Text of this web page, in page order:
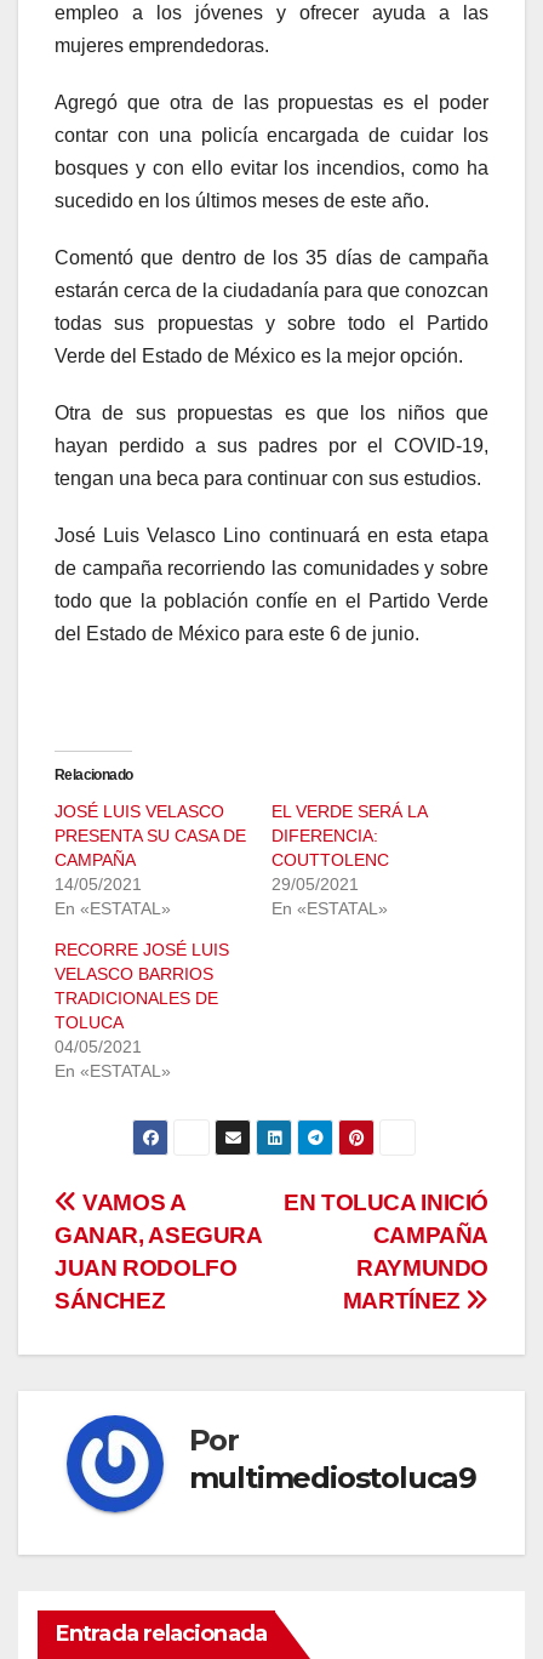
empleo a los jóvenes y ofrecer ayuda a las
mujeres emprendedoras.
Agregó que otra de las propuestas es el poder
contar con una policía encargada de cuidar los
bosques y con ello evitar los incendios, como ha
sucedido en los últimos meses de este año.
Comentó que dentro de los 35 días de campaña
estarán cerca de la ciudadanía para que conozcan
todas sus propuestas y sobre todo el Partido
Verde del Estado de México es la mejor opción.
Otra de sus propuestas es que los niños que
hayan perdido a sus padres por el COVID-19,
tengan una beca para continuar con sus estudios.
José Luis Velasco Lino continuará en esta etapa
de campaña recorriendo las comunidades y sobre
todo que la población confíe en el Partido Verde
del Estado de México para este 6 de junio.
Relacionado
JOSÉ LUIS VELASCO
PRESENTA SU CASA DE
CAMPAÑA
14/05/2021
En «ESTATAL»
EL VERDE SERÁ LA
DIFERENCIA:
COUTTOLENC
29/05/2021
En «ESTATAL»
RECORRE JOSÉ LUIS
VELASCO BARRIOS
TRADICIONALES DE
TOLUCA
04/05/2021
En «ESTATAL»
Navegación
de
entradas
EN TOLUCA INICIÓ
CAMPAÑA
RAYMUNDO
MARTÍNEZ
VAMOS A
GANAR, ASEGURA
JUAN RODOLFO
SÁNCHEZ
Por
multimediostoluca9
Entrada relacionada